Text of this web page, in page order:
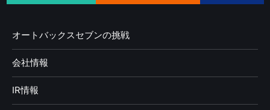
オートバックスセブンの挑戦
会社情報
IR情報